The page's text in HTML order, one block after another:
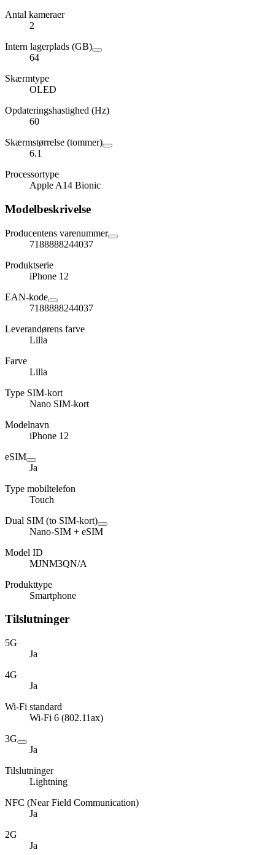
Antal kameraer
2
Intern lagerplads (GB)
64
Skærmtype
OLED
Opdateringshastighed (Hz)
60
Skærmstørrelse (tommer)
6.1
Processortype
Apple A14 Bionic
Modelbeskrivelse
Producentens varenummer
7188888244037
Produktserie
iPhone 12
EAN-kode
7188888244037
Leverandørens farve
Lilla
Farve
Lilla
Type SIM-kort
Nano SIM-kort
Modelnavn
iPhone 12
eSIM
Ja
Type mobiltelefon
Touch
Dual SIM (to SIM-kort)
Nano-SIM + eSIM
Model ID
MJNM3QN/A
Produkttype
Smartphone
Tilslutninger
5G
Ja
4G
Ja
Wi-Fi standard
Wi-Fi 6 (802.11ax)
3G
Ja
Tilslutninger
Lightning
NFC (Near Field Communication)
Ja
2G
Ja